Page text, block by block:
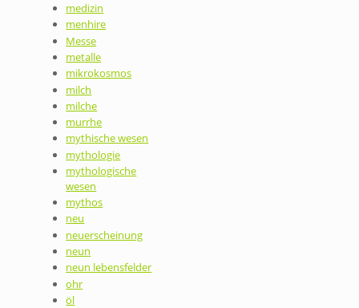
medizin
menhire
Messe
metalle
mikrokosmos
milch
milche
murrhe
mythische wesen
mythologie
mythologische
wesen
mythos
neu
neuerscheinung
neun
neun lebensfelder
ohr
öl